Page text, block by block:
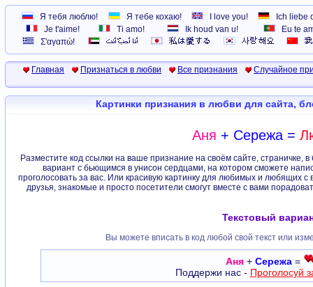
Я тебя люблю! Я тебе кохаю! I love you!
Ich liebe
Je t'aime!
Ti amo! Ik houd van u!
Eu te
Σ'αγαπώ!
Главная Признаться в любви Все признания Случайное
Картинки признания в любви для сайта,
Аня + Сережа=
Разместите код ссылки на ваше признание на своём сайте, страничке,
вариант с бьющимся в унисон сердцами, на котором сможете
проголосовать за вас. Или красивую картинку для любимых и любящих
друзья, знакомые и просто посетители смогут вместе с вами
Текстовый
Вы можете вписать в код любой свой текст или
Аня+ Сережа=
Поддержи нас - Проголосуй